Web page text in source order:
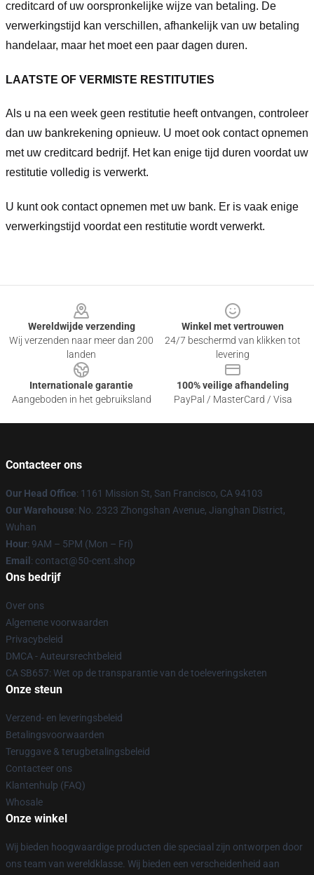
creditcard of uw oorspronkelijke wijze van betaling. De
verwerkingstijd kan verschillen, afhankelijk van uw betaling
handelaar, maar het moet een paar dagen duren.
LAATSTE OF VERMISTE RESTITUTIES
Als u na een week geen restitutie heeft ontvangen, controleer
dan uw bankrekening opnieuw. U moet ook contact opnemen
met uw creditcard bedrijf. Het kan enige tijd duren voordat uw
restitutie volledig is verwerkt.
U kunt ook contact opnemen met uw bank. Er is vaak enige
verwerkingstijd voordat een restitutie wordt verwerkt.
Wereldwijde verzending
Wij verzenden naar meer dan 200
landen
Winkel met vertrouwen
24/7 beschermd van klikken tot
levering
Internationale garantie
Aangeboden in het gebruiksland
100% veilige afhandeling
PayPal / MasterCard / Visa
Contacteer ons
Our Head Office: 1161 Mission St, San Francisco, CA 94103
Our Warehouse: No. 2323 Zhongshan Avenue, Jianghan District,
Wuhan
Hour: 9AM – 5PM (Mon – Fri)
Email : contact@50-cent.shop
Ons bedrijf
Over ons
Algemene voorwaarden
Privacybeleid
DMCA - Auteursrechtbeleid
CA SB657: Wet op de transparantie van de toeleveringsketen
Onze steun
Verzend- en leveringsbeleid
Betalingsvoorwaarden
Teruggave & terugbetalingsbeleid
Contacteer ons
Klantenhulp (FAQ)
Whosale
Onze winkel
Wij bieden hoogwaardige producten die speciaal zijn ontworpen door
ons team van wereldklasse. Wij bieden een verscheidenheid aan